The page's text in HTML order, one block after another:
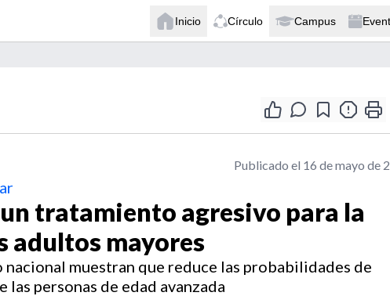
Inicio Círculo Campus
Publicado el 16 de mayo de
tratamiento agresivo para la
adultos mayores
nacional muestran que reduce las probabilidades de
personas de edad avanzada